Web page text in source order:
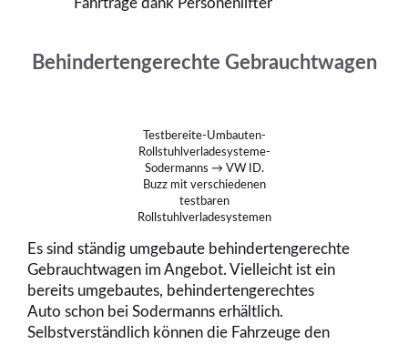
Fahrtrage dank Personenlifter
Behindertengerechte Gebrauchtwagen
Testbereite-Umbauten-
Rollstuhlverladesysteme-
Sodermanns → VW ID.
Buzz mit verschiedenen
testbaren
Rollstuhlverladesystemen
Es sind ständig umgebaute behindertengerechte
Gebrauchtwagen im Angebot. Vielleicht ist ein
bereits umgebautes, behindertengerechtes
Auto schon bei Sodermanns erhältlich.
Selbstverständlich können die Fahrzeuge den